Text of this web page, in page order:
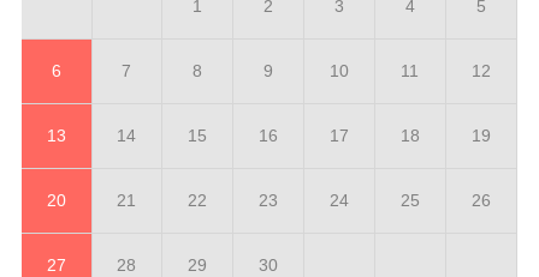
1 2 3 4 5
6 7 8 9 10 11 12
13 14 15 16 17 18 19
20 21 22 23 24 25 26
27 28 29 30